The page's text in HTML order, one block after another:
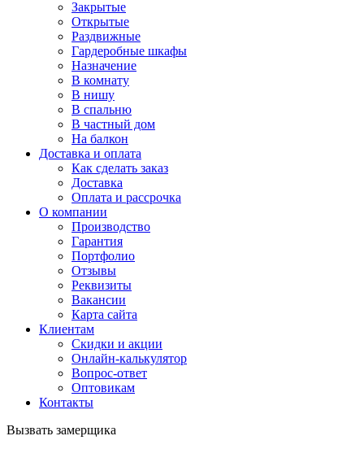
Закрытые
Открытые
Раздвижные
Гардеробные шкафы
Назначение
В комнату
В нишу
В спальню
В частный дом
На балкон
Доставка и оплата
Как сделать заказ
Доставка
Оплата и рассрочка
О компании
Производство
Гарантия
Портфолио
Отзывы
Реквизиты
Вакансии
Карта сайта
Клиентам
Скидки и акции
Онлайн-калькулятор
Вопрос-ответ
Оптовикам
Контакты
Вызвать замерщика